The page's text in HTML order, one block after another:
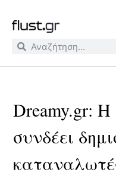
Dreamy.gr:
συνδέει